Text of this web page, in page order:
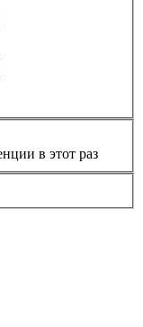
в этот раз